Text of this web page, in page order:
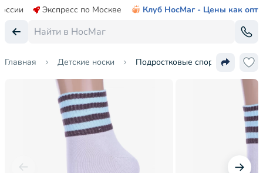
Экспресс по Москве Клуб НосМаг - Цены как опт
Главная Детские носки Подростковые спортивные